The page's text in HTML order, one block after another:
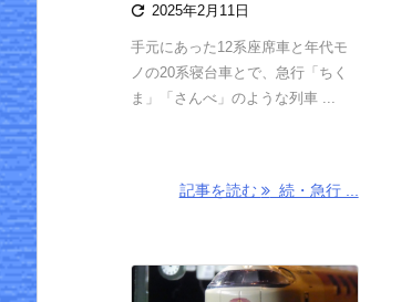
 2025年2月11日
手元にあった12系座席車と年代モ
ノの20系寝台車とで、急行「ちく
ま」「さんべ」のような列車 ...
記事を読む 続・急行 ...